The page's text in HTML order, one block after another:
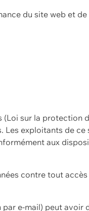
du site web et
sur la protection
exploitants de
aux
contre tout
e-mail) peut